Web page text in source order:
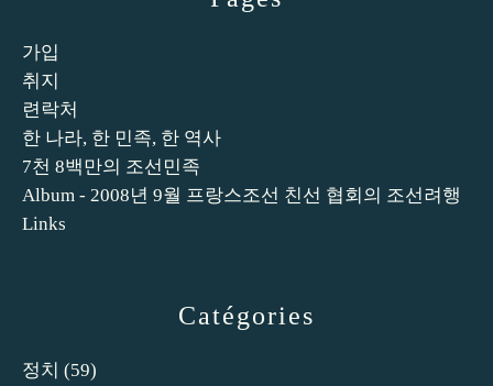
Catégories
정치 (59)
가입
취지
련락처
한 나라, 한 민족, 한 역사
7천 8백만의 조선민족
Album - 2008년 9월 프랑스조선 친선 협회의 조선려행
Links